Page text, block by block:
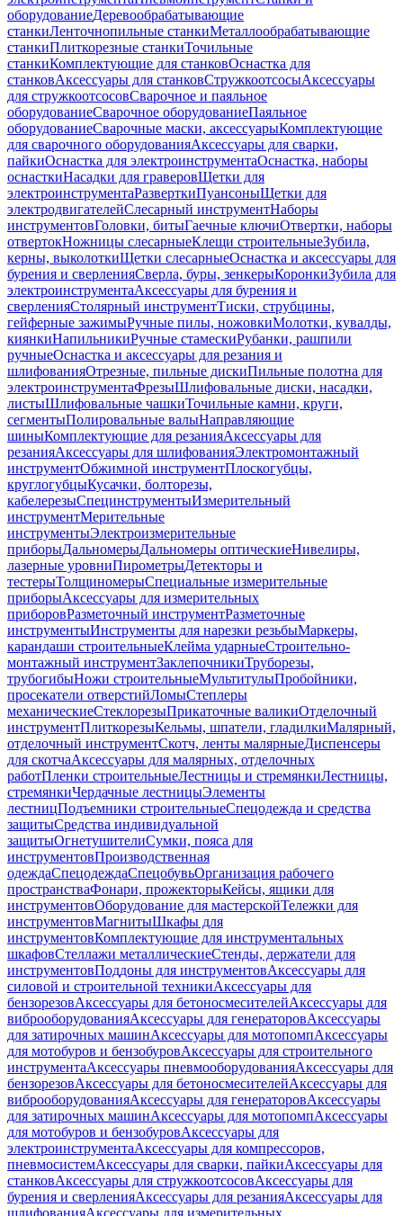
оборудованиеДеревообрабатывающие
станкиЛенточнопильные станкиМеталлообрабатывающие
станкиПлиткорезные станкиТочильные
станкиКомплектующие для станковОснастка для
станковАксессуары для станковСтружкоотсосыАксессуары
для стружкоотсосовСварочное и паяльное
оборудованиеСварочное оборудованиеПаяльное
оборудованиеСварочные маски, аксессуарыКомплектующие
для сварочного оборудованияАксессуары для сварки,
пайкиОснастка для электроинструментаОснастка, наборы
оснасткиНасадки для граверовЩетки для
электроинструментаРазверткиПуансоныЩетки для
электродвигателейСлесарный инструментНаборы
инструментовГоловки, битыГаечные ключиОтвертки, наборы
отвертокНожницы слесарныеКлещи строительныеЗубила,
керны, выколоткиЩетки слесарныеОснастка и аксессуары для
бурения и сверленияСверла, буры, зенкерыКоронкиЗубила для
электроинструментаАксессуары для бурения и
сверленияСтолярный инструментТиски, струбцины,
гейферные зажимыРучные пилы, ножовкиМолотки, кувалды,
киянкиНапильникиРучные стамескиРубанки, рашпили
ручныеОснастка и аксессуары для резания и
шлифованияОтрезные, пильные дискиПильные полотна для
электроинструментаФрезыШлифовальные диски, насадки,
листыШлифовальные чашкиТочильные камни, круги,
сегментыПолировальные валыНаправляющие
шиныКомплектующие для резанияАксессуары для
резанияАксессуары для шлифованияЭлектромонтажный
инструментОбжимной инструментПлоскогубцы,
круглогубцыКусачки, болторезы,
кабелерезыСпецинструментыИзмерительный
инструментМерительные
инструментыЭлектроизмерительные
приборыДальномерыДальномеры оптическиеНивелиры,
лазерные уровниПирометрыДетекторы и
тестерыТолщиномерыСпециальные измерительные
приборыАксессуары для измерительных
приборовРазметочный инструментРазметочные
инструментыИнструменты для нарезки резьбыМаркеры,
карандаши строительныеКлейма ударныеСтроительно-
монтажный инструментЗаклепочникиТруборезы,
трубогибыНожи строительныеМультитулыПробойники,
просекатели отверстийЛомыСтеплеры
механическиеСтеклорезыПрикаточные валикиОтделочный
инструментПлиткорезыКельмы, шпатели, гладилкиМалярный,
отделочный инструментСкотч, ленты малярныеДиспенсеры
для скотчаАксессуары для малярных, отделочных
работПленки строительныеЛестницы и стремянкиЛестницы,
стремянкиЧердачные лестницыЭлементы
лестницПодъемники строительныеСпецодежда и средства
защитыСредства индивидуальной
защитыОгнетушителиСумки, пояса для
инструментовПроизводственная
одеждаСпецодеждаСпецобувьОрганизация рабочего
пространстваФонари, прожекторыКейсы, ящики для
инструментовОборудование для мастерскойТележки для
инструментовМагнитыШкафы для
инструментовКомплектующие для инструментальных
шкафовСтеллажи металлическиеСтенды, держатели для
инструментовПоддоны для инструментовАксессуары для
силовой и строительной техникиАксессуары для
бензорезовАксессуары для бетоносмесителейАксессуары для
виброоборудованияАксессуары для генераторовАксессуары
для затирочных машинАксессуары для мотопомпАксессуары
для мотобуров и бензобуровАксессуары для строительного
инструментаАксессуары пневмооборудованияАксессуары для
бензорезовАксессуары для бетоносмесителейАксессуары для
виброоборудованияАксессуары для генераторовАксессуары
для затирочных машинАксессуары для мотопомпАксессуары
для мотобуров и бензобуровАксессуары для
электроинструментаАксессуары для компрессоров,
пневмосистемАксессуары для сварки, пайкиАксессуары для
станковАксессуары для стружкоотсосовАксессуары для
бурения и сверленияАксессуары для резанияАксессуары для
шлифованияАксессуары для измерительных